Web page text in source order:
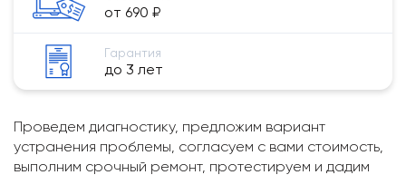
от 690 ₽
Гарантия
до 3 лет
Проведем диагностику, предложим вариант
устранения проблемы, согласуем с вами стоимость,
выполним срочный ремонт, протестируем и дадим